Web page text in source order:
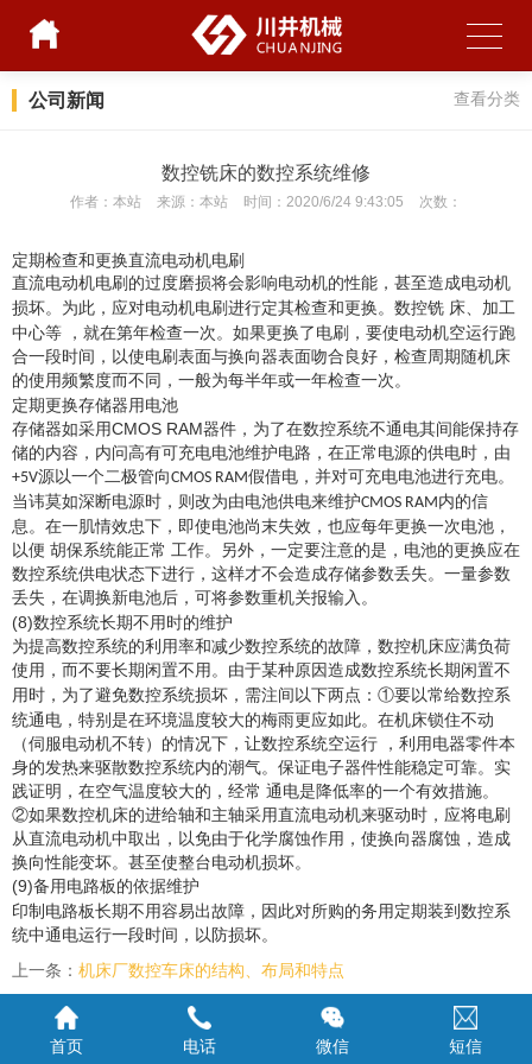
公司新闻 查看分类
数控铣床的数控系统维修
作者： 本站 来源： 本站 时间： 2020/6/24 9:43:05 次数：
定期检查和更换直流电动机电刷
直流电动机电刷的过度磨损将会影响电动机的性能，甚至造成电动机
损坏。为此，应对电动机电刷进行定其检查和更换。数控铣 床、加工
中心等
，就在第年检查一次。如果更换了电刷，要使电动机空运行跑
合一段时间，以使电刷表面与换向器表面吻合良好，检查周期随机床
的使用频繁度而不同，一般为每半年或一年检查一次。
定期更换存储器用电池
存储器如采用CMOS RAM器件，为了在数控系统不通电其间能保持存
储的内容，内问高有可充电电池维护电路，在正常电源的供电时，由
+5V源以一个二极管向CMOS RAM假借电，并对可充电电池进行充电。
当讳莫如深断电源时，则改为由电池供电来维护CMOS RAM内的信
息。在一肌情效忠下，即使电池尚末失效，也应每年更换一次电池，
以便 胡保系统能正常 工作。另外，一定要注意的是，电池的更换应在
数控系统供电状态下进行，这样才不会造成存储参数丢失。一量参数
丢失，在调换新电池后，可将参数重机关报输入。
(8)数控系统长期不用时的维护
为提高数控系统的利用率和减少数控系统的故障，数控机床应满负荷
使用，而不要长期闲置不用。由于某种原因造成数控系统长期闲置不
用时，为了避免数控系统损坏，需注间以下两点： ①要以常给数控系
统通电，特别是在环境温度较大的梅雨更应如此。在机床锁住不动
（伺服电动机不转）的情况下，让数控系统空运行 ，利用电器零件本
身的发热来驱散数控系统内的潮气。保证电子器件性能稳定可靠。实
践证明，在空气温度较大的，经常 通电是降低率的一个有效措施。
②如果数控机床的进给轴和主轴采用直流电动机来驱动时，应将电刷
从直流电动机中取出，以免由于化学腐蚀作用，使换向器腐蚀，造成
换向性能变坏。甚至使整台电动机损坏。
(9)备用电路板的依据维护
印制电路板长期不用容易出故障，因此对所购的务用定期装到数控系
统中通电运行一段时间，以防损坏。
上一条： 机床厂数控车床的结构、布局和特点
下一条：
数控铣床的日常保养
首页 电话 微信 短信